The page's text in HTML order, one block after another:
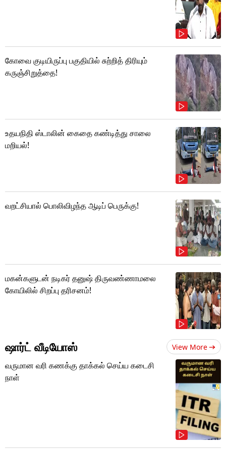
கோவை குடியிருப்பு பகுதியில் சுற்றித் திரியும்
கருஞ்சிறுத்தை!
உதயநிதி ஸ்டாலின் கைதை கண்டித்து சாலை
மறியல்!
வறட்சியால் பொலிவிழந்த ஆடிப் பெருக்கு!
மகன்களுடன் நடிகர் தனுஷ் திருவண்ணாமலை
கோயிலில் சிறப்பு தரிசனம்!
ஷார்ட் வீடியோஸ் View More
வருமான வரி கணக்கு தாக்கல் செய்ய கடைசி
நாள்